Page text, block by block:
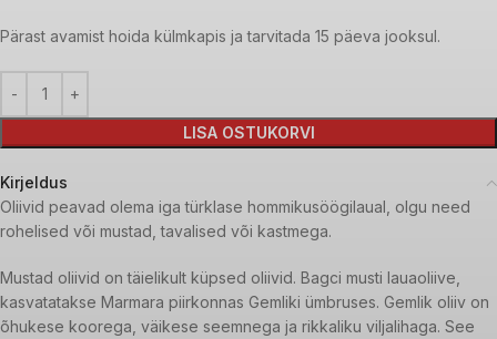
Pärast avamist hoida külmkapis ja tarvitada 15 päeva jooksul.
LISA OSTUKORVI
Kirjeldus
Oliivid peavad olema iga türklase hommikusöögilaual, olgu need
rohelised või mustad, tavalised või kastmega.
Mustad oliivid on täielikult küpsed oliivid. Bagci musti lauaoliive,
kasvatatakse Marmara piirkonnas Gemliki ümbruses. Gemlik oliiv on
õhukese koorega, väikese seemnega ja rikkaliku viljalihaga. See